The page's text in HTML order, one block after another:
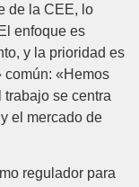
de la CEE, lo
enfoque es
y la prioridad es
común: «Hemos
trabajo se centra
el mercado de
regulador para